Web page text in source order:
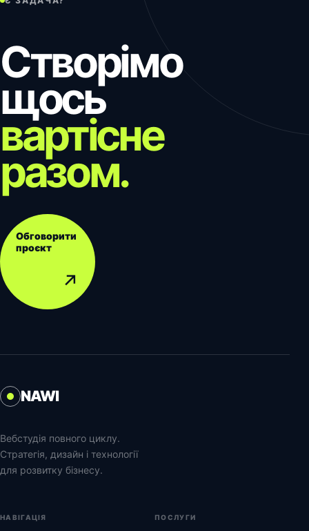
Створімо
щось
вартісне
разом.
Обговорити
проєкт
↗
NAWI
Вебстудія повного циклу.
Стратегія, дизайн і технології
для розвитку бізнесу.
НАВІГАЦІЯ ПОСЛУГИ